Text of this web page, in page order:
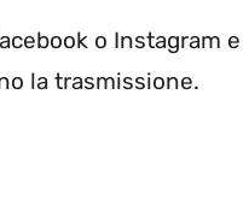
o Instagram e
la trasmissione.